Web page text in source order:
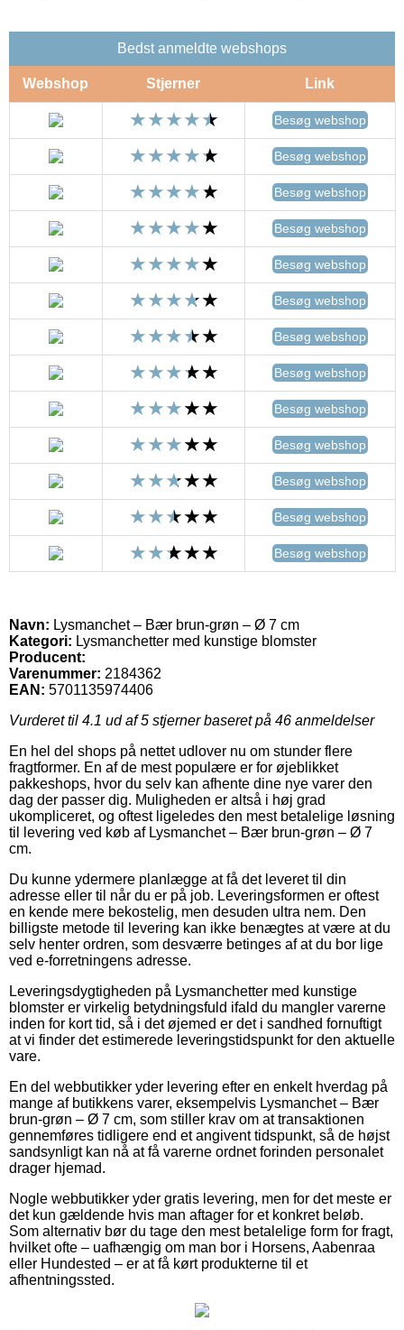
Bedst anmeldte webshops
Webshop Stjerner Link
Besøg webshop
Besøg webshop
Besøg webshop
Besøg webshop
Besøg webshop
Besøg webshop
Besøg webshop
Besøg webshop
Besøg webshop
Besøg webshop
Besøg webshop
Besøg webshop
Besøg webshop
Navn: Lysmanchet – Bær brun-grøn – Ø 7 cm
Kategori: Lysmanchetter med kunstige blomster
Producent:
Varenummer: 2184362
EAN: 5701135974406
Vurderet til 4.1 ud af 5 stjerner baseret på 46 anmeldelser
En hel del shops på nettet udlover nu om stunder flere
fragtformer. En af de mest populære er for øjeblikket
pakkeshops, hvor du selv kan afhente dine nye varer den
dag der passer dig. Muligheden er altså i høj grad
ukompliceret, og oftest ligeledes den mest betalelige løsning
til levering ved køb af Lysmanchet – Bær brun-grøn – Ø 7
cm.
Du kunne ydermere planlægge at få det leveret til din
adresse eller til når du er på job. Leveringsformen er oftest
en kende mere bekostelig, men desuden ultra nem. Den
billigste metode til levering kan ikke benægtes at være at du
selv henter ordren, som desværre betinges af at du bor lige
ved e-forretningens adresse.
Leveringsdygtigheden på Lysmanchetter med kunstige
blomster er virkelig betydningsfuld ifald du mangler varerne
inden for kort tid, så i det øjemed er det i sandhed fornuftigt
at vi finder det estimerede leveringstidspunkt for den aktuelle
vare.
En del webbutikker yder levering efter en enkelt hverdag på
mange af butikkens varer, eksempelvis Lysmanchet – Bær
brun-grøn – Ø 7 cm, som stiller krav om at transaktionen
gennemføres tidligere end et angivent tidspunkt, så de højst
sandsynligt kan nå at få varerne ordnet forinden personalet
drager hjemad.
Nogle webbutikker yder gratis levering, men for det meste er
det kun gældende hvis man aftager for et konkret beløb.
Som alternativ bør du tage den mest betalelige form for fragt,
hvilket ofte – uafhængig om man bor i Horsens, Aabenraa
eller Hundested – er at få kørt produkterne til et
afhentningssted.